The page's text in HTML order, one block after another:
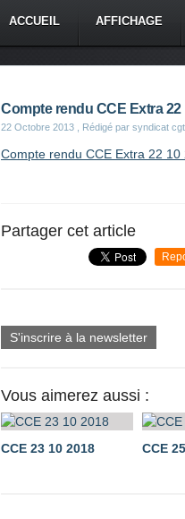
ACCUEIL AFFICHAGE
Compte rendu CCE Extra 22
22 Octobre 2013 , Rédigé par syndicat
Compte rendu CCE Extra 22 10
Partager cet article
S'inscrire à la newsletter
Vous aimerez aussi :
CCE 23 10 2018 CCE